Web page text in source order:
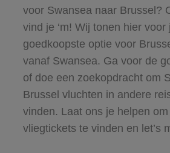
voor Swansea naar Brussel?
vind je ‘m! Wij tonen hier voor
goedkoopste optie voor
vanaf Swansea. Ga voor de
of doe een zoekopdracht om
Brussel vluchten in andere
vinden. Laat ons je helpen
vliegtickets te vinden en let’s